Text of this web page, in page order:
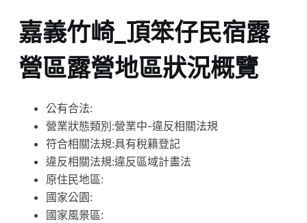
嘉義竹崎_頂笨仔民宿露
營區露營地區狀況概覽
公有合法:
營業狀態類別:營業中-違反相關法規
符合相關法規:具有稅籍登記
違反相關法規:違反區域計畫法
原住民地區:
國家公園:
國家風景區: